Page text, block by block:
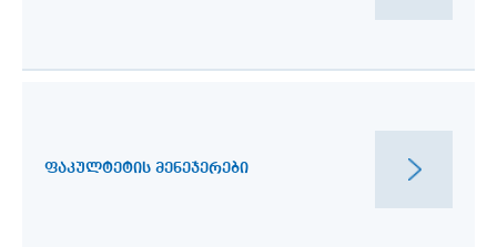
ᲤᲐᲙᲣᲚᲢᲔᲢᲘᲡ ᲛᲔᲜᲔᲯᲔᲠᲔᲑᲘ